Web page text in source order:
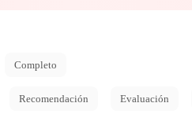
Completo
Recomendación Evaluación